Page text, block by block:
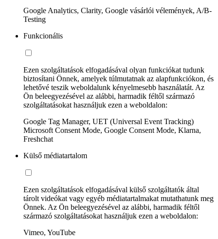
Google Analytics, Clarity, Google vásárlói vélemények, A/B-
Testing
Funkcionális
Ezen szolgáltatások elfogadásával olyan funkciókat tudunk
biztosítani Önnek, amelyek túlmutatnak az alapfunkciókon, és
lehetővé teszik weboldalunk kényelmesebb használatát. Az
Ön beleegyezésével az alábbi, harmadik féltől származó
szolgáltatásokat használjuk ezen a weboldalon:
Google Tag Manager, UET (Universal Event Tracking)
Microsoft Consent Mode, Google Consent Mode, Klarna,
Freshchat
Külső médiatartalom
Ezen szolgáltatások elfogadásával külső szolgáltatók által
tárolt videókat vagy egyéb médiatartalmakat mutathatunk meg
Önnek. Az Ön beleegyezésével az alábbi, harmadik féltől
származó szolgáltatásokat használjuk ezen a weboldalon:
Vimeo, YouTube